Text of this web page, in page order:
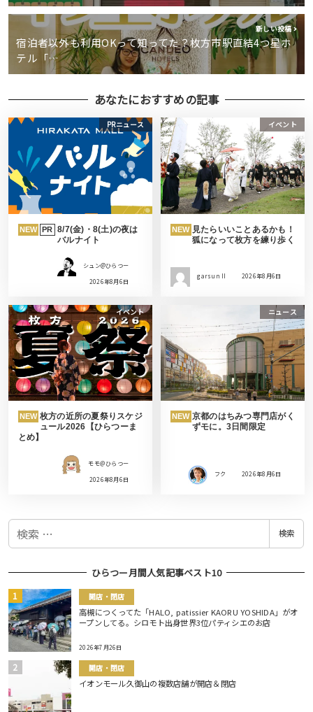
新しい投稿
宿泊者以外も利用OKって知ってた？枚方市駅直結4つ星ホ
テル「…
あなたにおすすめの記事
PRニュース
NEW PR 8/7(金)・8(土)の夜は
バルナイト
シュン@ひらつー
2026年8月6日
イベント
NEW 見たらいいことあるかも！
狐になって枚方を練り歩く
garsun II 2026年8月6日
イベント
NEW 枚方の近所の夏祭りスケジ
ュール2026【ひらつーま
とめ】
モモ＠ひらつー
2026年8月6日
ニュース
NEW 京都のはちみつ専門店がく
ずモに。3日間限定
フク 2026年8月6日
検
検索
ひらつー月間人気記事ベスト10
開店・閉店
高槻につくってた「HALO, patissier KAORU YOSHIDA」がオ
ープンしてる。シロモト出身世界3位パティシエのお店
2026年7月26日
開店・閉店
イオンモール久御山の複数店舗が開店＆閉店